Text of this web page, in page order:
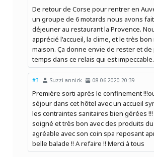
De retour de Corse pour rentrer en
un groupe de 6 motards nous avons
déjeuner au restaurant la Provence.
apprécié l'accueil, la clime, et le très
maison. Ça donne envie de rester et de
temps dans ce relais qui est impeccable.
#3 Suzzi annick 08-06-2020 20:39
Première sorti après le confinement
séjour dans cet hôtel avec un accueil
les contraintes sanitaires bien gérées !!!
soigné et très bon avec des produits du
agréable avec son coin spa reposant
belle balade !! A refaire !! Merci à tous